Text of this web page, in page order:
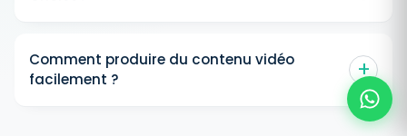
Comment produire du contenu vidéo
facilement ?